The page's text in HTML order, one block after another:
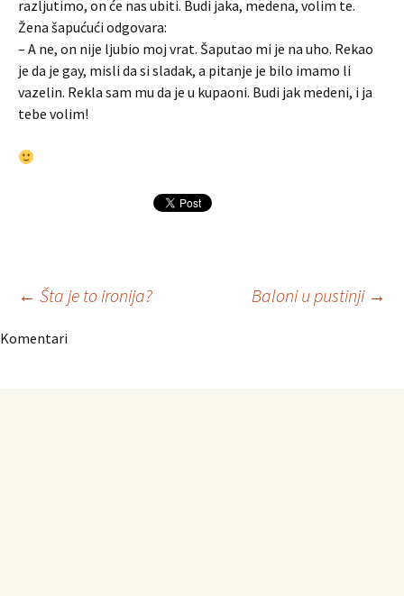
razljutimo, on će nas ubiti. Budi jaka, medena, volim te.
Žena šapućući odgovara:
– A ne, on nije ljubio moj vrat. Šaputao mi je na uho. Rekao
je da je gay, misli da si sladak, a pitanje je bilo imamo li
vazelin. Rekla sam mu da je u kupaoni. Budi jak medeni, i ja
tebe volim!
Navigacija
← Šta je to ironija? Baloni u pustinji →
Komentari